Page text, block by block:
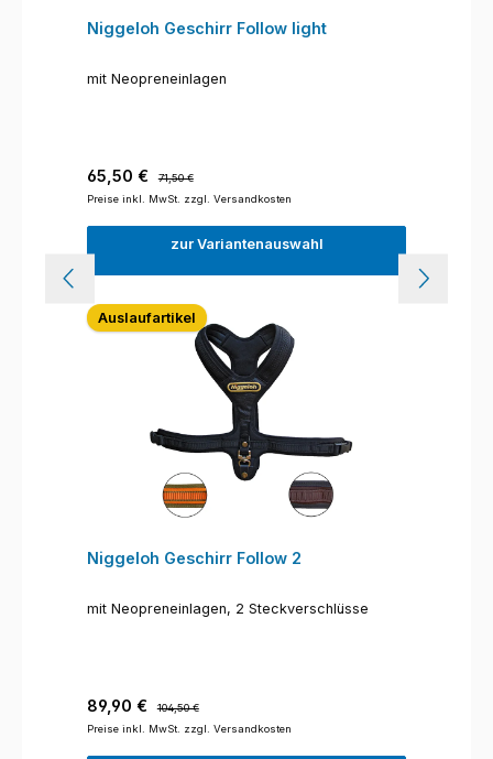
Niggeloh Geschirr Follow light
mit Neopreneinlagen
Verkaufspreis:
65,50 €
71,50 €
Preise inkl. MwSt. zzgl. Versandkosten
zur Variantenauswahl
Auslaufartikel
Niggeloh Geschirr Follow 2
mit Neopreneinlagen, 2 Steckverschlüsse
Verkaufspreis:
89,90 €
104,50 €
Preise inkl. MwSt. zzgl. Versandkosten